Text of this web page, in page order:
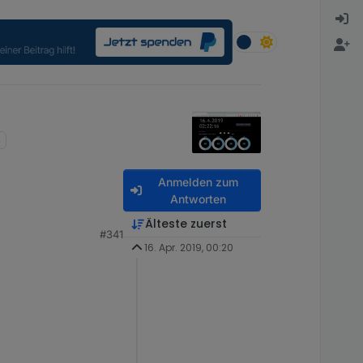
#341
Anmelden zum
Antworten
Älteste zuerst
16. Apr. 2019, 00:20